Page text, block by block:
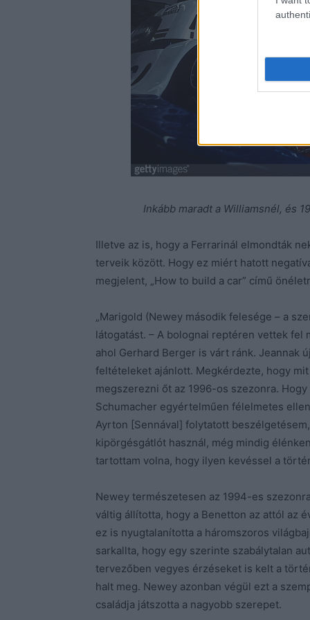
Inkább maradt a Williamsnél, és
Illetve az is, hogy a Ferrarinál elmondták
terveik között. Hogy ez miért hatott
megjelent, „How to build a car” című
„Marigold (Newey második felesége – a
látogatást. – A bolognai reptéren vettek fel
ahol Gerhard Berger is várt ránk. Jeannak
feltételeket ajánlott. Megkérdezte, hogy
megszerezni őt az 1996-os szezonra.
Schumacher egyértelműen félelmetes
Ayrton [Sennával] folytatott
kipörgésgátlót használ, még mindig
tartottam volna, hogy ilyen kevéssel a
Newey természetesen az 1994-es
váltig állította, hogy a Benetton az attól az
ez is nyugtalanította a háromszoros
sarkallta, hogy egy szerinte szabálytalan
tervezőben vegyes érzéseket is kelt a
halt meg. Newey azonban végül ezt a
családja játszotta a nagyobb szerepet.